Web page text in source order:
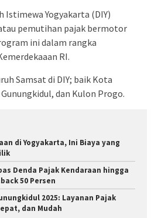
Istimewa Yogyakarta (DIY)
pemutihan pajak bermotor
ini dalam rangka
RI.
Samsat di DIY; baik Kota
dan Kulon Progo.
di Yogyakarta, Ini Biaya yang
Denda Pajak Kendaraan hingga
50 Persen
2025: Layanan Pajak
dan Mudah